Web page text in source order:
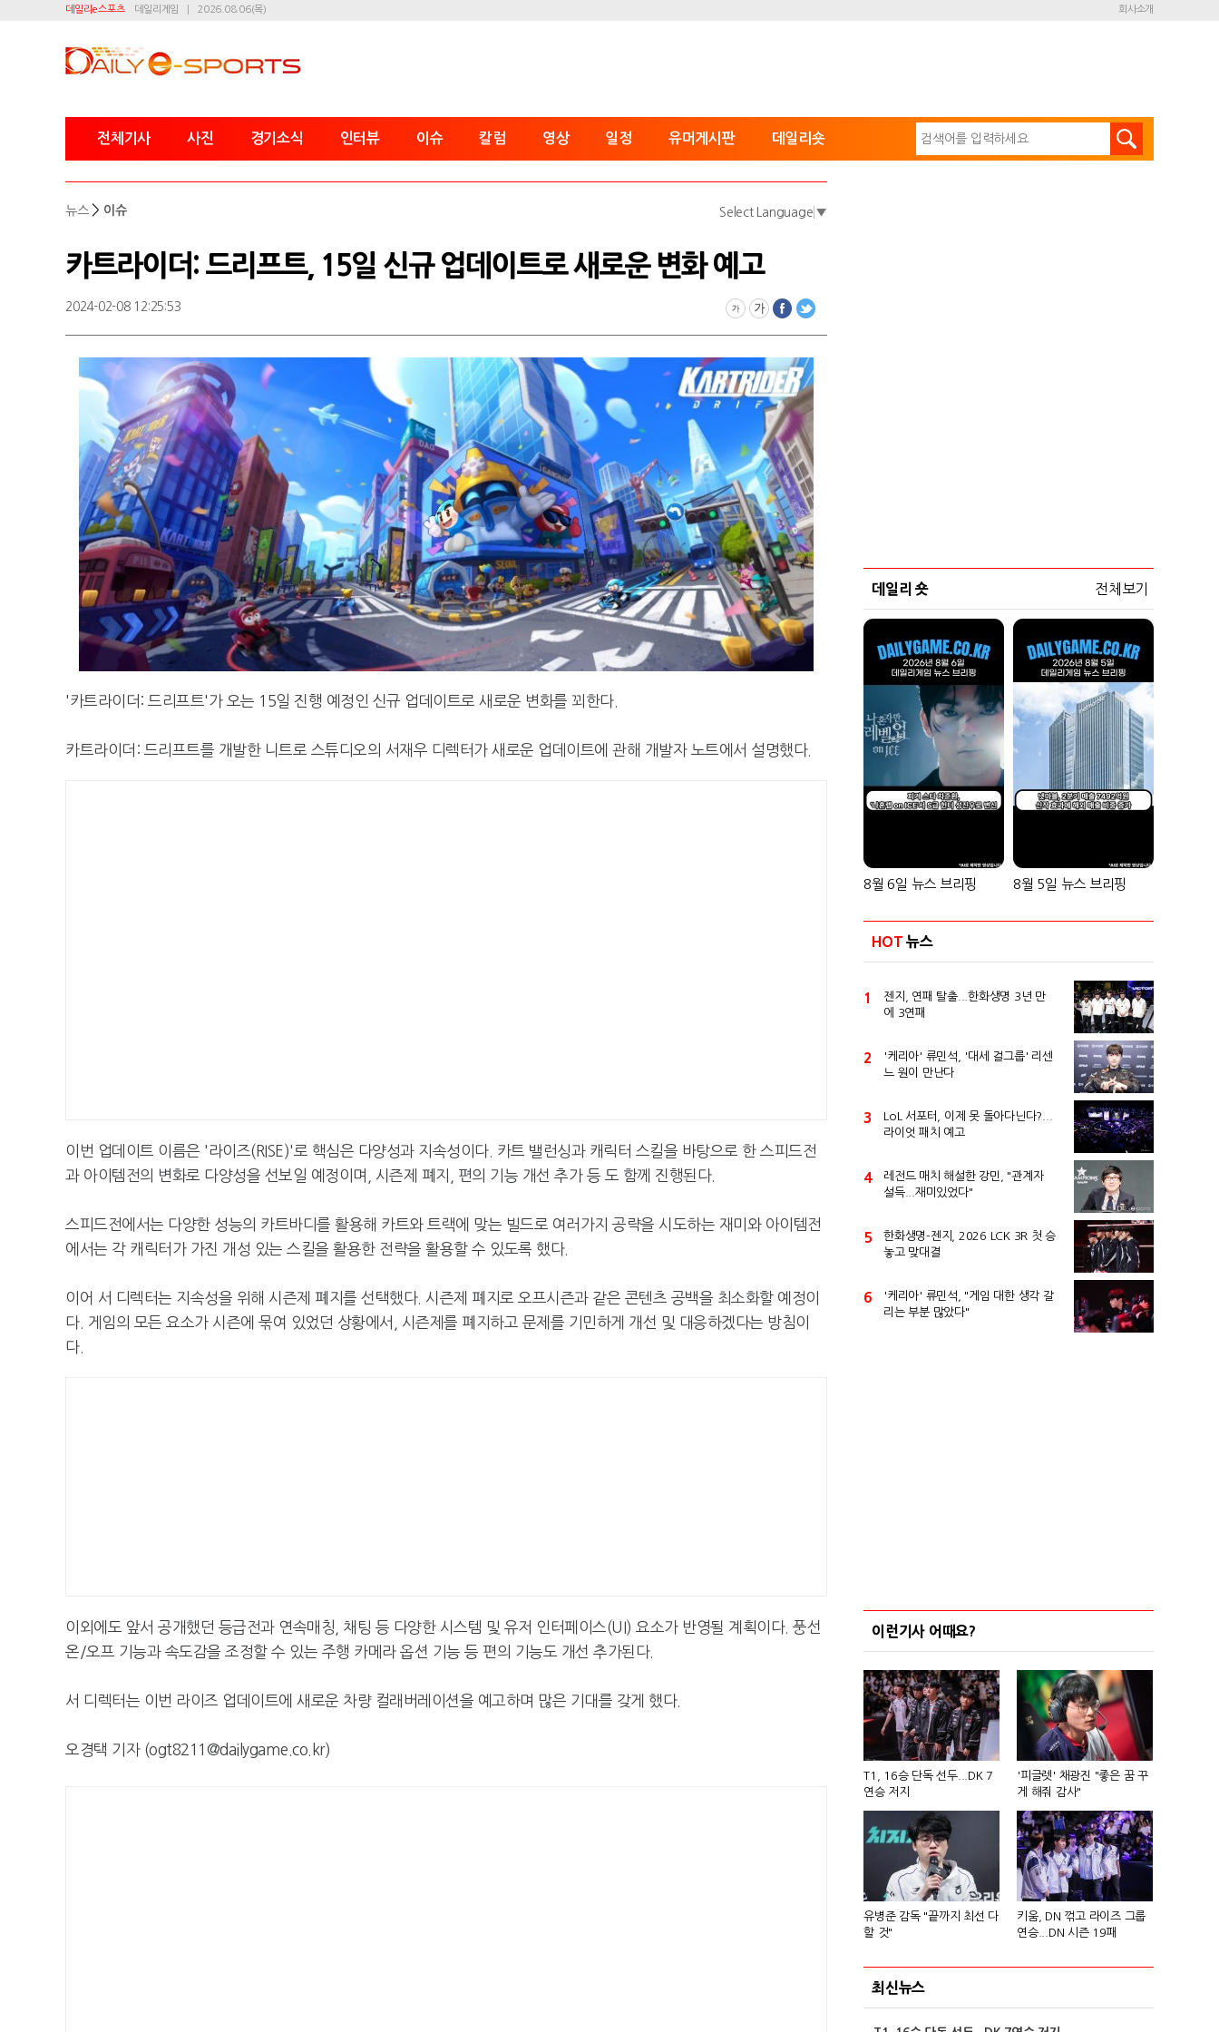
데일리e스포츠 데일리게임 2026.08.06(목) 회사소개
전체기사 사진 경기소식 인터뷰 이슈 칼럼 영상 일정 유머게시판 데일리숏
뉴스 > 이슈 Select Language ▼
카트라이더: 드리프트, 15일 신규 업데이트로 새로운 변화 예고
2024-02-08 12:25:53
'카트라이더: 드리프트'가 오는 15일 진행 예정인 신규 업데이트로 새로운 변화를 꾀한다.
카트라이더: 드리프트를 개발한 니트로 스튜디오의 서재우 디렉터가 새로운 업데이트에 관해 개발자 노트에서 설명했다.
이번 업데이트 이름은 '라이즈(RISE)'로 핵심은 다양성과 지속성이다. 카트 밸런싱과 캐릭터 스킬을 바탕으로 한 스피드전
과 아이템전의 변화로 다양성을 선보일 예정이며, 시즌제 폐지, 편의 기능 개선 추가 등 도 함께 진행된다.
스피드전에서는 다양한 성능의 카트바디를 활용해 카트와 트랙에 맞는 빌드로 여러가지 공략을 시도하는 재미와 아이템전
에서는 각 캐릭터가 가진 개성 있는 스킬을 활용한 전략을 활용할 수 있도록 했다.
이어 서 디렉터는 지속성을 위해 시즌제 폐지를 선택했다. 시즌제 폐지로 오프시즌과 같은 콘텐츠 공백을 최소화할 예정이
다. 게임의 모든 요소가 시즌에 묶여 있었던 상황에서, 시즌제를 폐지하고 문제를 기민하게 개선 및 대응하겠다는 방침이
다.
이외에도 앞서 공개했던 등급전과 연속매칭, 채팅 등 다양한 시스템 및 유저 인터페이스(UI) 요소가 반영될 계획이다. 풍선
온/오프 기능과 속도감을 조정할 수 있는 주행 카메라 옵션 기능 등 편의 기능도 개선 추가된다.
서 디렉터는 이번 라이즈 업데이트에 새로운 차량 컬래버레이션을 예고하며 많은 기대를 갖게 했다.
오경택 기자 (ogt8211@dailygame.co.kr)
데일리 숏 전체보기
8월 6일 뉴스 브리핑 8월 5일 뉴스 브리핑
HOT 뉴스
1
젠지, 연패 탈출...한화생명 3년 만
에 3연패
2
'케리아' 류민석, '대세 걸그룹' 리센
느 원이 만난다
3
LoL 서포터, 이제 못 돌아다닌다?...
라이엇 패치 예고
4
레전드 매치 해설한 강민, "관계자
설득...재미있었다"
5
한화생명-젠지, 2026 LCK 3R 첫 승
놓고 맞대결
6
'케리아' 류민석, "게임 대한 생각 갈
리는 부분 많았다"
이런기사 어때요?
T1, 16승 단독 선두...DK 7
연승 저지
'피글렛' 채광진 "좋은 꿈 꾸
게 해줘 감사"
유병준 감독 "끝까지 최선 다
할 것"
키움, DN 꺾고 라이즈 그룹
연승...DN 시즌 19패
최신뉴스